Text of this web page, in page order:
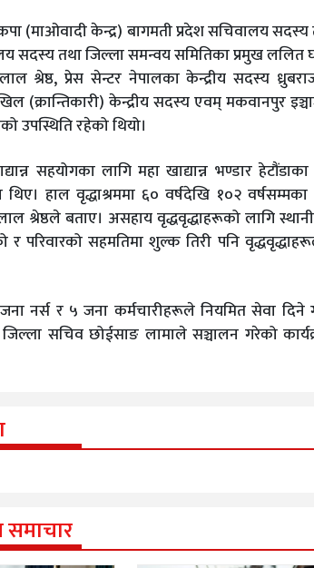
(माओवादी केन्द्र) बागमती प्रदेश सचिवालय
सदस्य तथा जिल्ला समन्वय समितिका प्रमुख ललित
श्रेष्ठ, प्रेस सेन्टर नेपालका केन्द्रीय सदस्य
(क्रान्तिकारी) केन्द्रीय सदस्य एवम् मकवानपुर
उपस्थिति रहेको थियो।
सहयोगका लागि महा खाद्यान्न भण्डार
हाल वृद्धाश्रममा ६० वर्षदेखि १०२
श्रेष्ठले बताए। असहाय वृद्धवृद्धाहरूको लागि
र परिवारको सहमतिमा शुल्क तिरी पनि
जना नर्स र ५ जना कर्मचारीहरूले नियमित सेवा
जिल्ला सचिव छोईसाङ लामाले सञ्चालन गरेको
समाचार